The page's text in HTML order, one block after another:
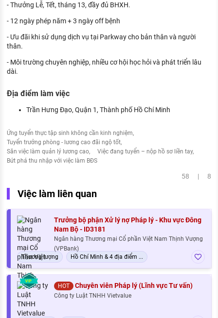
- Thưởng Lễ, Tết, tháng 13, đầy đủ BHXH.
- 12 ngày phép năm + 3 ngày off bệnh
- Ưu đãi khi sử dụng dịch vụ tại Parkway cho bản thân và người
thân.
- Môi trường chuyên nghiệp, nhiều cơ hội học hỏi và phát triển lâu
dài.
Địa điểm làm việc
Trần Hưng Đạo, Quận 1, Thành phố Hồ Chí Minh
Ứng tuyển thực tập sinh không cần kinh nghiệm
Tuyển trưởng phòng - lương cao đãi ngộ tốt
Săn việc làm quản lý lương cao
Việc đang tuyển – nộp hồ sơ liền tay
Bứt phá thu nhập với việc làm BĐS
58 | 8
Việc làm liên quan
Trưởng bộ phận Xử lý nợ Pháp lý - Khu vực Đông
Nam Bộ - ID3181
Ngân hàng Thương mại Cổ phần Việt Nam Thịnh Vượng
(VPBank)
Thương lượng
Hồ Chí Minh & 4 địa điểm ...
HOT Chuyên viên Pháp lý (Lĩnh vực Tư vấn)
Công ty Luật TNHH Vietvalue